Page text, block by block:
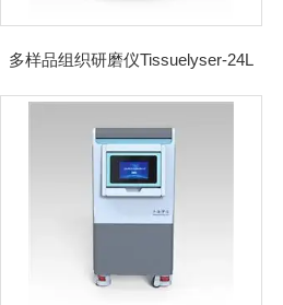
多样品组织研磨仪Tissuelyser-24L